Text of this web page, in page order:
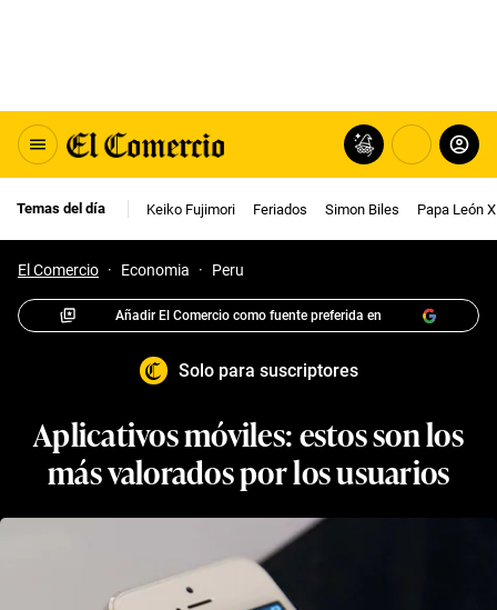
Temas del día Keiko Fujimori Feriados Simon Biles Papa León
El Comercio · Economia · Peru
Añadir El Comercio como fuente preferida en
Solo para suscriptores
Aplicativos móviles: estos son los
más valorados por los usuarios